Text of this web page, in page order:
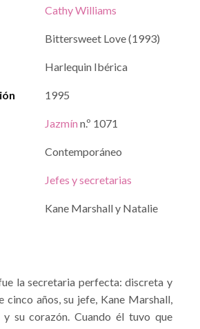
Cathy Williams
Bittersweet Love (1993)
Harlequin Ibérica
1995
Jazmín n.º 1071
Contemporáneo
Jefes y secretarias
Kane Marshall y Natalie
la secretaria perfecta: discreta y
cinco años, su jefe, Kane Marshall,
su corazón. Cuando él tuvo que